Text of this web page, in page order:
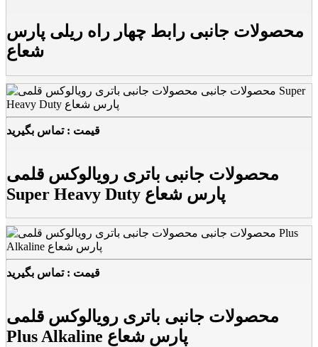
محصولات جانبی رابط چهار راه ریلی پارس
شعاع
قیمت : تماس بگیرید
محصولات جانبی باتری رویالوکس قلمی
Super Heavy Duty پارس شعاع
قیمت : تماس بگیرید
محصولات جانبی باتری رویالوکس قلمی
Plus Alkaline پارس شعاع